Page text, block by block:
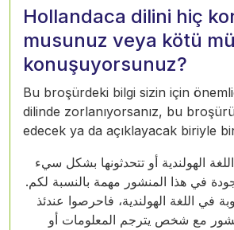
Hollandaca dilini hiç
musunuz veya kötü mü
konuşuyorsunuz?
Bu broşürdeki bilgi sizin için
dilinde zorlanıyorsanız, bu
edecek ya da açıklayacak biriyle
الهولندية أو تتحدثونها بشكل سيء
في هذا المنشور مهمة بالنسبة لكم.
في اللغة الهولندية، فاحرصوا عندئذ
مع شخص يترجم المعلومات أو